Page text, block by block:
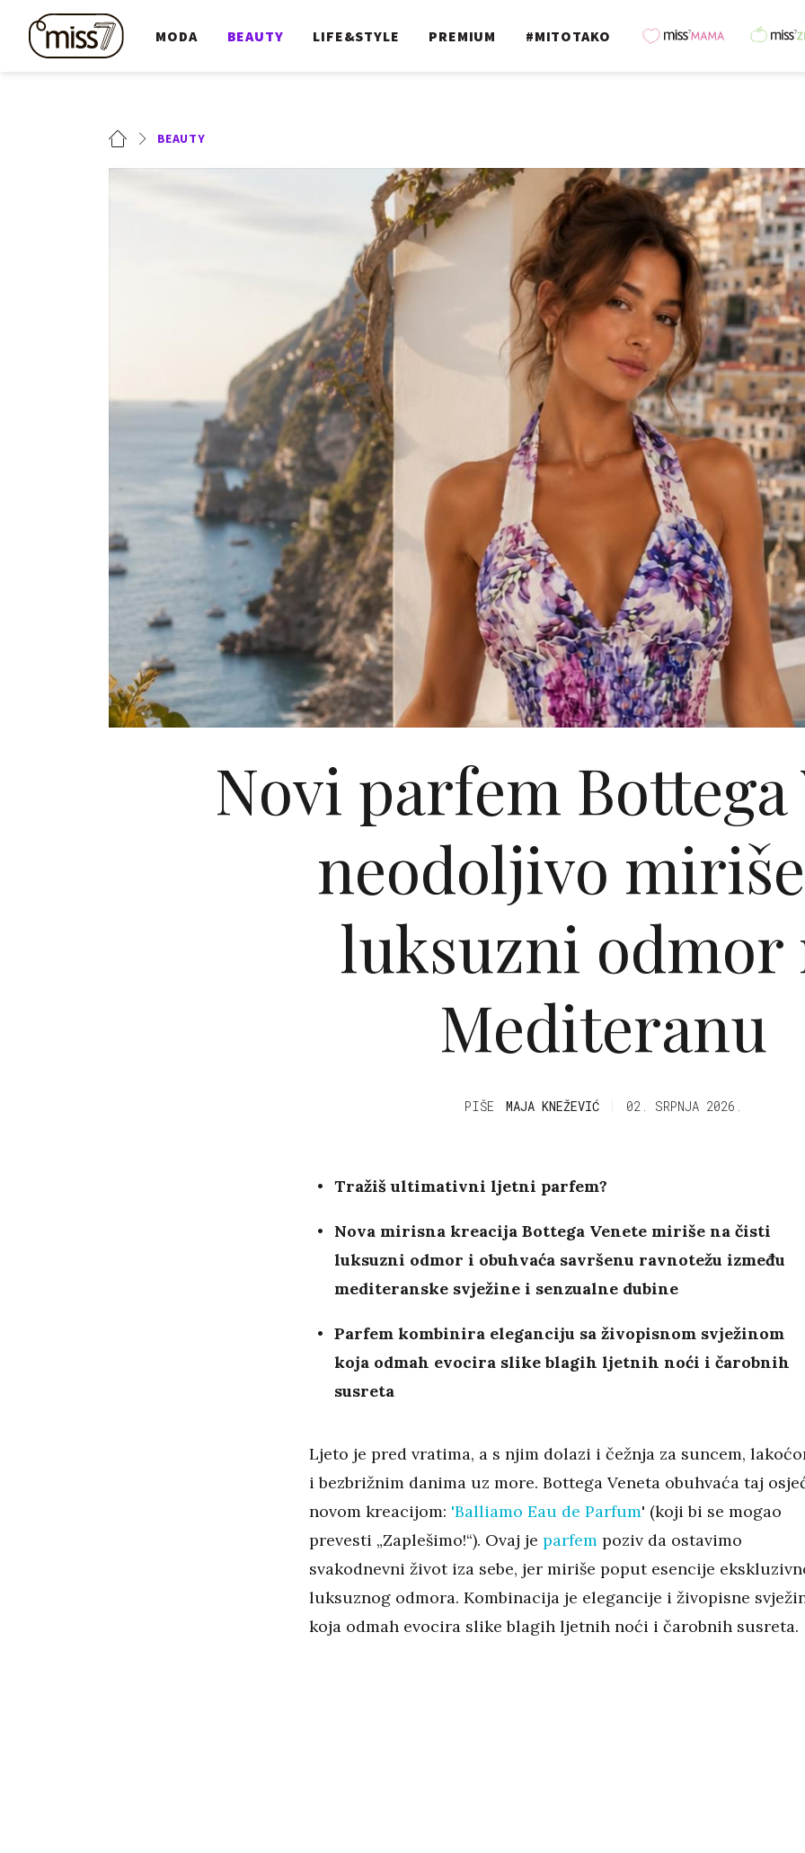
MODA BEAUTY LIFE&STYLE PREMIUM #MITOTAKO
BEAUTY
Novi parfem Bottega
neodoljivo
luksuzni odmor
Mediteranu
PIŠE MAJA KNEŽEVIĆ 02. SRPNJA 2026.
Tražiš ultimativni ljetni parfem?
Nova mirisna kreacija Bottega Venete miriše na čisti
luksuzni odmor i obuhvaća savršenu ravnotežu između
mediteranske svježine i senzualne dubine
Parfem kombinira eleganciju sa živopisnom svježinom
koja odmah evocira slike blagih ljetnih noći i čarobnih
susreta
Ljeto je pred vratima, a s njim dolazi i čežnja za suncem,
i bezbrižnim danima uz more. Bottega Veneta obuhvaća taj
novom kreacijom: 'Balliamo Eau de Parfum' (koji bi se mogao
prevesti „Zaplešimo!“). Ovaj je parfem poziv da ostavimo
svakodnevni život iza sebe, jer miriše poput esencije
luksuznog odmora. Kombinacija je elegancije i živopisne
koja odmah evocira slike blagih ljetnih noći i čarobnih susreta.